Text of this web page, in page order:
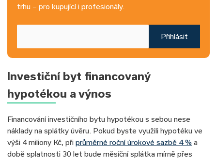
trhu – pro kupující i profesionály.
Přihlásit
Investiční byt financovaný
hypotékou a výnos
Financování investičního bytu hypotékou s sebou nese
náklady na splátky úvěru. Pokud byste využili hypotéku ve
výši 4 miliony Kč, při průměrné roční úrokové sazbě 4 % a
době splatnosti 30 let bude měsíční splátka mírně přes